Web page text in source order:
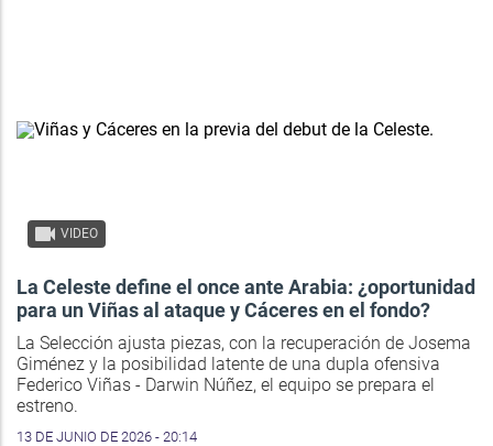
VIDEO
La Celeste define el once ante Arabia: ¿oportunidad
para un Viñas al ataque y Cáceres en el fondo?
La Selección ajusta piezas, con la recuperación de Josema
Giménez y la posibilidad latente de una dupla ofensiva
Federico Viñas - Darwin Núñez, el equipo se prepara el
estreno.
13 DE JUNIO DE 2026 - 20:14